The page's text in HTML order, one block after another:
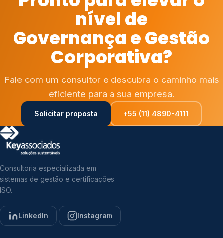
nível de
Governança e Gestão
Corporativa?
Fale com um consultor e descubra o caminho mais
eficiente para a sua empresa.
Solicitar proposta +55 (11) 4890-4111
Consultoria especializada em
sistemas de gestão e certificações
ISO.
LinkedIn Instagram